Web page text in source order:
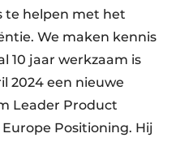
te helpen met het
We maken kennis
10 jaar werkzaam is
2024 een nieuwe
Leader Product
Positioning. Hij